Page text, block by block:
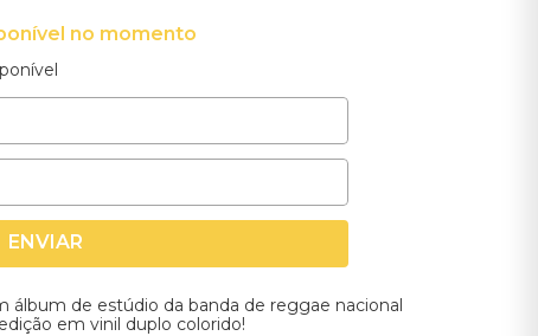
no momento
ENVIAR
álbum de estúdio da banda de reggae nacional
em vinil duplo colorido!